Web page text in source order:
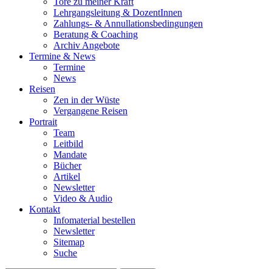
Lehrgangsleitung & DozentInnen
Zahlungs- & Annullationsbedingungen
Beratung & Coaching
Archiv Angebote
Termine & News
Termine
News
Reisen
Zen in der Wüste
Vergangene Reisen
Portrait
Team
Leitbild
Mandate
Bücher
Artikel
Newsletter
Video & Audio
Kontakt
Infomaterial bestellen
Newsletter
Sitemap
Suche